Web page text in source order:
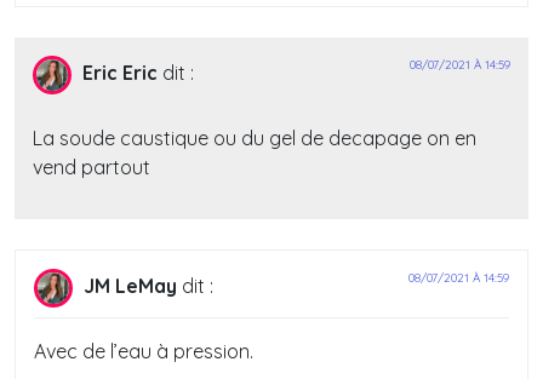
Eric Eric dit : 08/07/2021 À 14:59
La soude caustique ou du gel de decapage on en
vend partout
JM LeMay dit : 08/07/2021 À 14:59
Avec de l’eau à pression.